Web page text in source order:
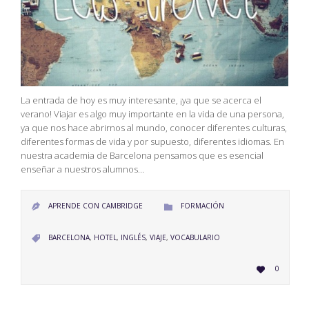
La entrada de hoy es muy interesante, ¡ya que se acerca el
verano! Viajar es algo muy importante en la vida de una persona,
ya que nos hace abrirnos al mundo, conocer diferentes culturas,
diferentes formas de vida y por supuesto, diferentes idiomas. En
nuestra academia de Barcelona pensamos que es esencial
enseñar a nuestros alumnos…
 APRENDE CON CAMBRIDGE  CATEGORY
FORMACIÓN
 CATEGORY
BARCELONA, HOTEL, INGLÉS, VIAJE, VOCABULARIO
 LOVE
IT0